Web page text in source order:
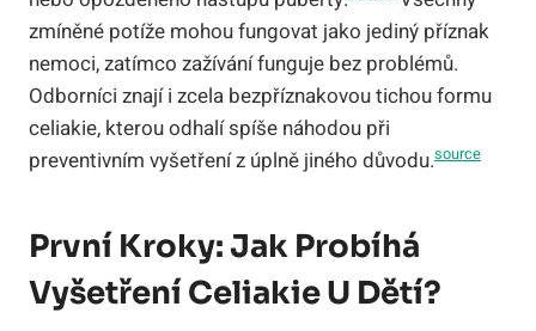
zmíněné potíže mohou fungovat jako jediný příznak
nemoci, zatímco zažívání funguje bez problémů.
Odborníci znají i zcela bezpříznakovou tichou formu
celiakie, kterou odhalí spíše náhodou při
preventivním vyšetření z úplně jiného důvodu.source
První Kroky: Jak Probíhá
Vyšetření Celiakie U Dětí?